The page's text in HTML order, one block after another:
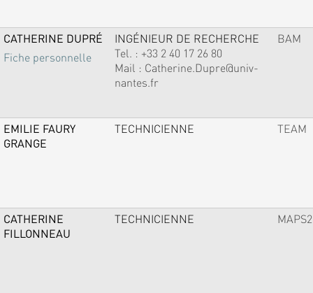
CATHERINE DUPRÉ
Fiche personnelle
INGÉNIEUR DE RECHERCHE
Tel. : +33 2 40 17 26 80
Mail : Catherine.Dupre@univ-
nantes.fr
BAM
EMILIE FAURY
GRANGE
TECHNICIENNE TEAM
CATHERINE
FILLONNEAU
TECHNICIENNE MAPS2